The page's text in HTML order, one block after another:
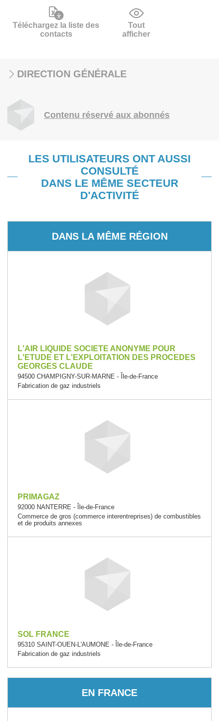
Téléchargez la liste des
contacts
Tout
afficher
DIRECTION GÉNÉRALE
Contenu réservé aux abonnés
LES UTILISATEURS ONT AUSSI
CONSULTÉ
DANS LE MÊME SECTEUR
D'ACTIVITÉ
DANS LA MÊME RÉGION
L'AIR LIQUIDE SOCIETE ANONYME POUR
L'ETUDE ET L'EXPLOITATION DES PROCEDES
GEORGES CLAUDE
94500 CHAMPIGNY-SUR-MARNE - Île-de-France
Fabrication de gaz industriels
PRIMAGAZ
92000 NANTERRE - Île-de-France
Commerce de gros (commerce interentreprises) de combustibles
et de produits annexes
SOL FRANCE
95310 SAINT-OUEN-L'AUMONE - Île-de-France
Fabrication de gaz industriels
EN FRANCE